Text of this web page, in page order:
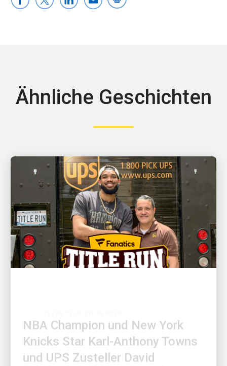
Ähnliche Geschichten
Knicks Star Karl-Anthony Towns
und UPS Zusteller David
Delarosa treffen sich wieder, um